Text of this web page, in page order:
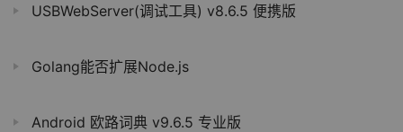
USBWebServer(调试工具) v8.6.5 便携版
Golang能否扩展Node.js
Android 欧路词典 v9.6.5 专业版